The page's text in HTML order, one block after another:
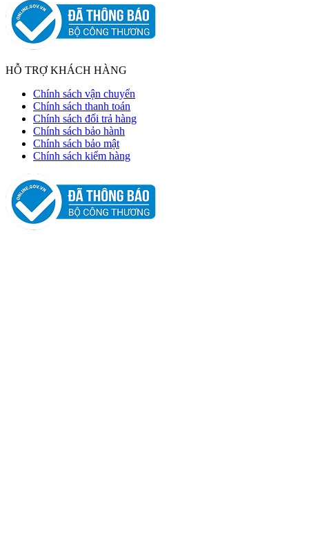
HỖ TRỢ KHÁCH HÀNG
Chính sách vận chuyển
Chính sách thanh toán
Chính sách đổi trả hàng
Chính sách bảo hành
Chính sách bảo mật
Chính sách kiểm hàng